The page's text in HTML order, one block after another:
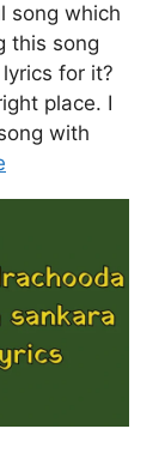
song which
this song
for it?
place. I
with